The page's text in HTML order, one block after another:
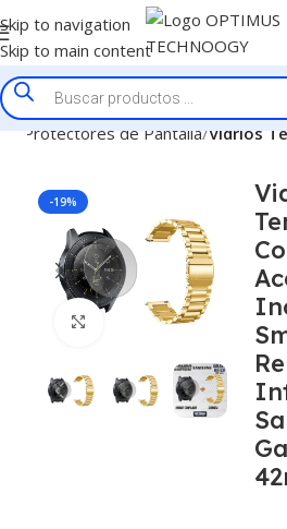
Skip to navigation
Skip to main content
Protectores de Pantalla Vidrios
-19%
Click to enlarge